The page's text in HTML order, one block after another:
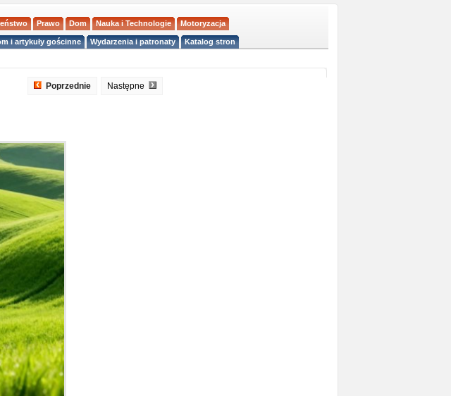
Prawo Dom Nauka i Technologie Motoryzacja
i artykuły gościnne Wydarzenia i patronaty Katalog stron
Poprzednie Następne